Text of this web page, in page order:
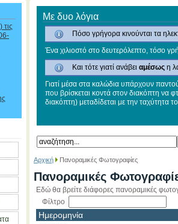
Με δυο λόγια
Πόσο γρήγορα κινούνται τα
Ένα χιλιοστό στο δευτερόλεπτο, τόσο
Και τότε γιατί ανάβει αμέσως η
Γιατί μέσα στα καλώδια υπάρχουν
που βρίσκεται κοντά στον διακόπτη να
διακόπτη) μεταδίδεται με την ταχύτητα
Αρχική Πανοραμικές Φωτογραφίες
Πανοραμικές
Εδώ θα βρείτε διάφορες πανοραμικές
Φίλτρο
Ημερομηνία